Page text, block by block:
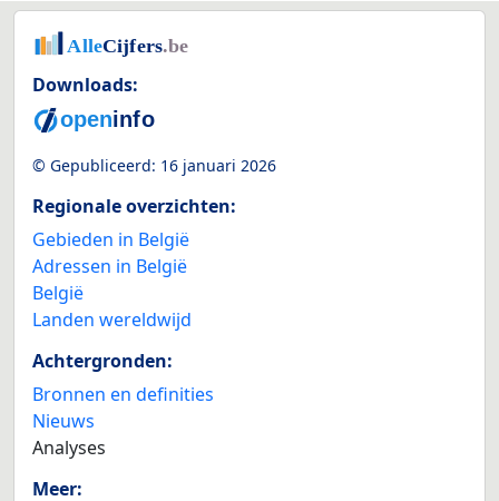
Downloads:
© Gepubliceerd: 16 januari 2026
Regionale overzichten:
Gebieden in België
Adressen in België
België
Landen wereldwijd
Achtergronden:
Bronnen en definities
Nieuws
Analyses
Meer: